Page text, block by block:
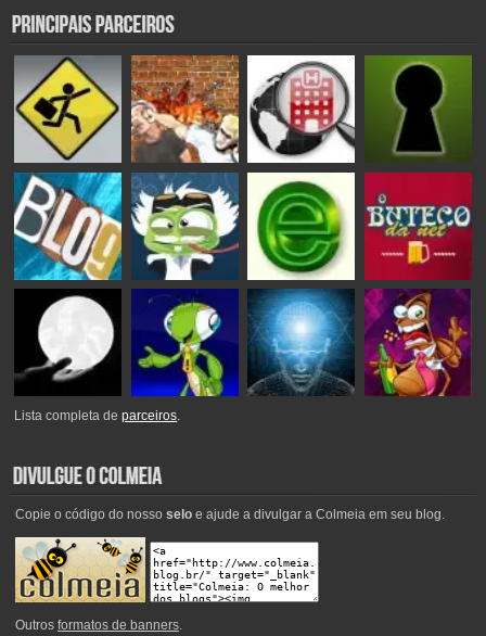
Lista completa deparceiros.
Copie o código do nosso seloe ajude a divulgar a Colmeia em seu blog.
Outros formatos de banners.